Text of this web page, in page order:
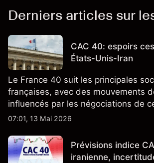
Derniers articles sur
CAC 40: espoirs
États-Unis-Iran
Le France 40 suit les principales
françaises, avec des mouvements
influencés par les négociations de
États-Unis-Iran, l'incertitude
07:01, 13 Mai 2026
Prévisions indice
iranienne,